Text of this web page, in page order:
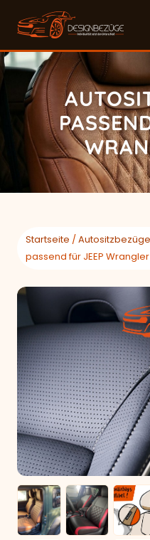
Startseite /Autositzbezüge
passend für JEEP Wrangler